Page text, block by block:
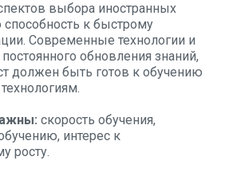
выбора иностранных
способность к быстрому
Современные технологии и
обновления знаний,
должен быть готов к обучению
скорость обучения,
интерес к
росту.